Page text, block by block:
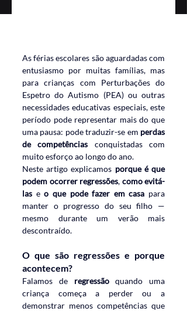
As férias escolares são aguardadas com
entusiasmo por muitas famílias, mas
para crianças com Perturbações do
Espetro do Autismo (PEA) ou outras
necessidades educativas especiais, este
período pode representar mais do que
uma pausa: pode traduzir-se em perdas
de competências conquistadas com
muito esforço ao longo do ano.
Neste artigo explicamos porque é que
podem ocorrer regressões, como evitá-
las e o que pode fazer em casa para
manter o progresso do seu filho —
mesmo durante um verão mais
descontraído.
O que são regressões e porque
acontecem?
Falamos de regressão quando uma
criança começa a perder ou a
demonstrar menos competências que